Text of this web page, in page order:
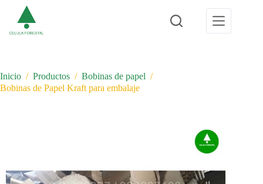
contenido
Inicio / Productos / Bobinas de papel /
Bobinas de Papel Kraft para embalaje